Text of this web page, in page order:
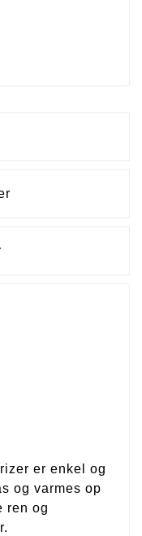
er enkel og
og varmes op
ren og